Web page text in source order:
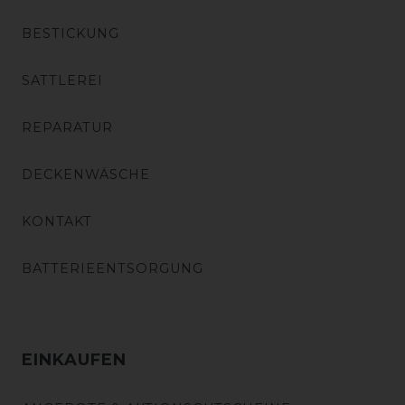
BESTICKUNG
SATTLEREI
REPARATUR
DECKENWÄSCHE
KONTAKT
BATTERIEENTSORGUNG
EINKAUFEN